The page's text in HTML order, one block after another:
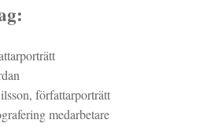
författarporträtt
medarbetare